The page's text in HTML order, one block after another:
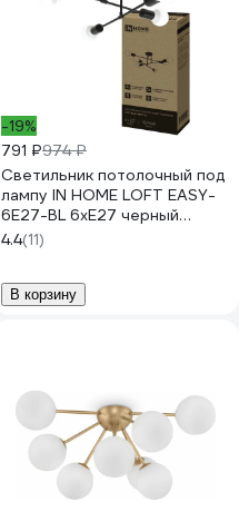
-19%
791 ₽974 ₽
Светильник потолочный под
лампу IN HOME LOFT EASY-
6E27-BL 6хЕ27 черный
4690612062648
4.4(11)
В корзину